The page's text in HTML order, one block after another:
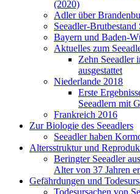
(2020)
Adler über
Seeadler-
Bayern und Baden-
Aktuelles zum
Zehn Seeadler
ausgestattet
Niederlande 2018
Erste
Seeadlern mit
Frankreich 2016
Zur Biologie des Seeadlers
Seeadler haben
Altersstruktur und
Beringter Seeadler
Alter von 37 Jahren
Gefährdungen und
Todesursachen von